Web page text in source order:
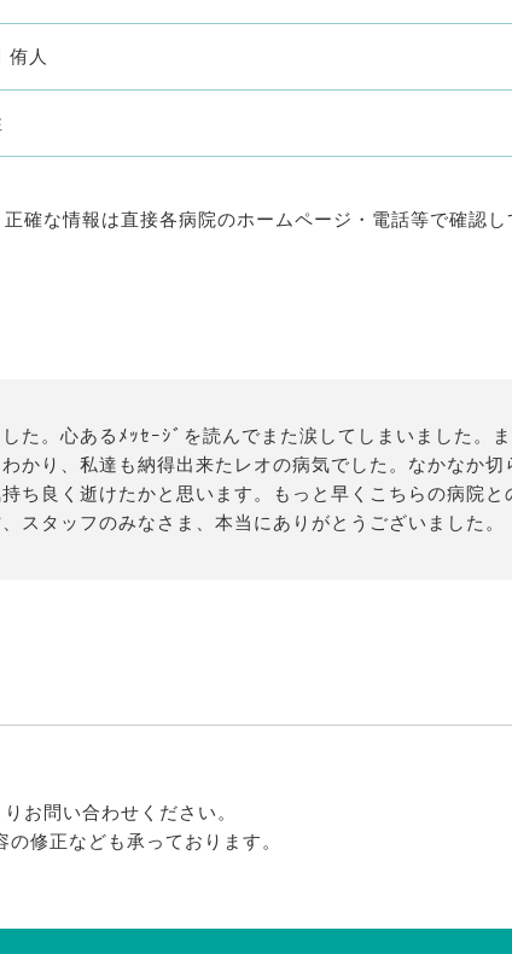
侑人
確な情報は直接各病院のホームページ・電話等で確認し
た。心あるﾒｯｾｰｼﾞを読んでまた涙してしまいました。
かり、私達も納得出来たレオの病気でした。なかなか
ち良く逝けたかと思います。もっと早くこちらの病院
スタッフのみなさま、本当にありがとうございました。
お問い合わせください。
修正なども承っております。